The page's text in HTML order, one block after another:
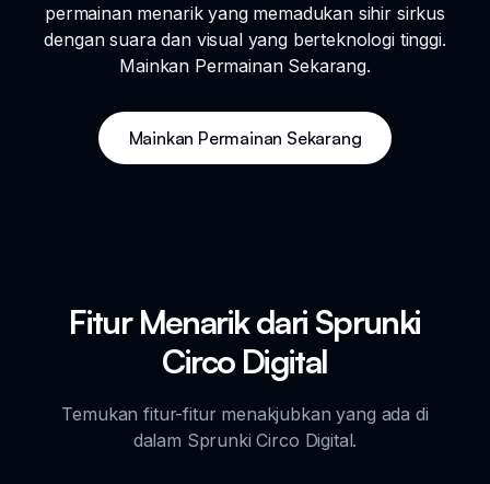
permainan menarik yang memadukan sihir sirkus
dengan suara dan visual yang berteknologi tinggi.
Mainkan Permainan Sekarang.
Mainkan Permainan Sekarang
Fitur Menarik dari Sprunki
Circo Digital
Temukan fitur-fitur menakjubkan yang ada di
dalam Sprunki Circo Digital.